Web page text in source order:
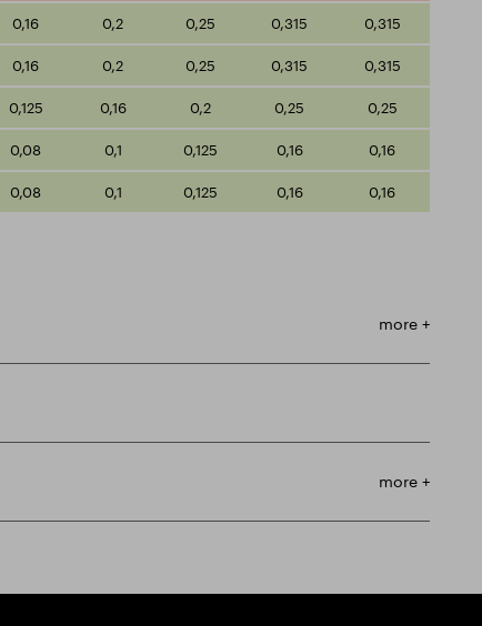
0,16 0,2 0,25 0,315 0,315
0,16 0,2 0,25 0,315 0,315
0,125 0,16 0,2 0,25 0,25
0,08 0,1 0,125 0,16 0,16
0,08 0,1 0,125 0,16 0,16
more +
more +